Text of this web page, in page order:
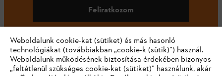
Feliratkozom
#STIHL
Weboldalunk cookie-kat (sütiket) és más hasonló
technológiákat (továbbiakban „cookie-k (sütik)”) használ.
Weboldalunk működésének biztosítása érdekében bizonyos
„feltétlenül szükséges cookie-kat (sütiket)” használunk, akár